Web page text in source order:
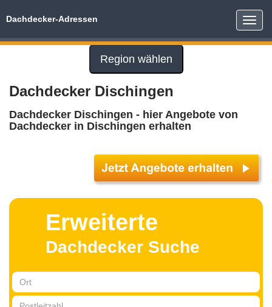
Toggle
Dachdecker-Adressen
Region wählen
Dachdecker Dischingen
Dachdecker Dischingen - hier Angebote von
Dachdecker in Dischingen erhalten
Erweiterte
Dachdecker Suche